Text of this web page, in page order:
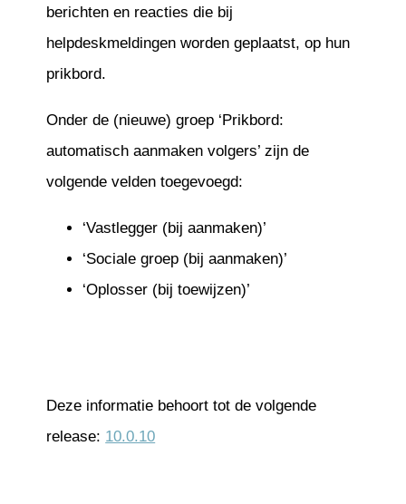
berichten en reacties die bij
helpdeskmeldingen worden geplaatst, op hun
prikbord.
Onder de (nieuwe) groep ‘Prikbord:
automatisch aanmaken volgers’ zijn de
volgende velden toegevoegd:
‘Vastlegger (bij aanmaken)’
‘Sociale groep (bij aanmaken)’
‘Oplosser (bij toewijzen)’
Deze informatie behoort tot de volgende
release: 10.0.10